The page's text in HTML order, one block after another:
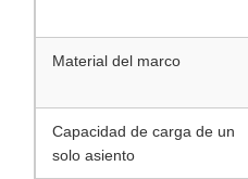
Material del marco
Capacidad de carga de un
solo asiento